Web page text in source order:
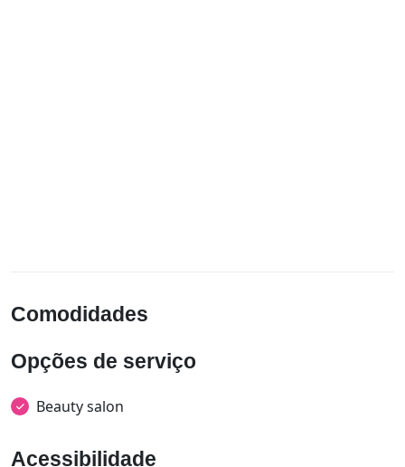
Comodidades
Opções de serviço
Beauty salon
Acessibilidade